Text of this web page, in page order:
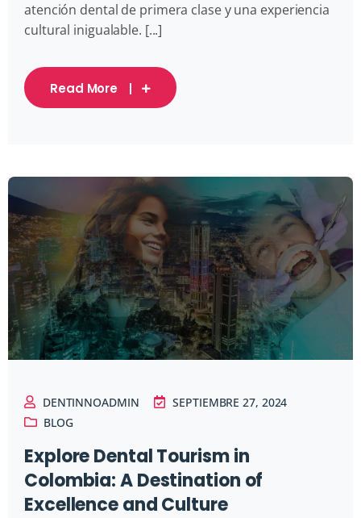
atención dental de primera clase y una experiencia
cultural inigualable. [...]
Read More
DENTINNOADMIN
SEPTIEMBRE 27, 2024
BLOG
Explore Dental Tourism in
Colombia: A Destination of
Excellence and Culture